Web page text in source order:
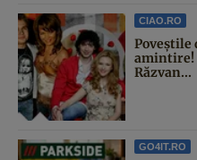
CIAO.RO
Poveştile
amintire!
Răzvan...
GO4IT.RO